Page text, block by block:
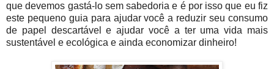
que devemos gastá-lo sem sabedoria e é por isso que eu fiz
este pequeno guia para ajudar você a reduzir seu consumo
de papel descartável e ajudar você a ter uma vida mais
sustentável e ecológica e ainda economizar dinheiro!